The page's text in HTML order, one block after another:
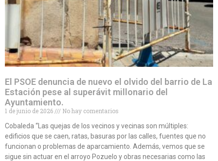
El PSOE denuncia de nuevo el olvido del barrio de La
Estación pese al superávit millonario del
Ayuntamiento.
1 de junio de 2026
No hay comentarios
Cobaleda “Las quejas de los vecinos y vecinas son múltiples:
edificios que se caen, ratas, basuras por las calles, fuentes que no
funcionan o problemas de aparcamiento. Además, vemos que se
sigue sin actuar en el arroyo Pozuelo y obras necesarias como las